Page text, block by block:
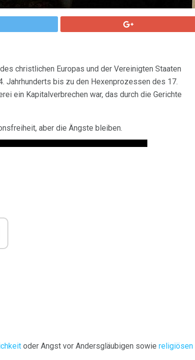
christlichen Europas und der Vereinigten Staaten
Jahrhunderts bis zu den Hexenprozessen des 17.
ein Kapitalverbrechen war, das durch die Gerichte
aber die Ängste bleiben.
oder Angst vor Andersgläubigen sowie religiösen